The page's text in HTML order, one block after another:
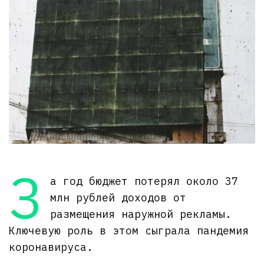
З
а год бюджет потерял около 37
млн рублей доходов от
размещения наружной рекламы.
Ключевую роль в этом сыграла пандемия
коронавируса.